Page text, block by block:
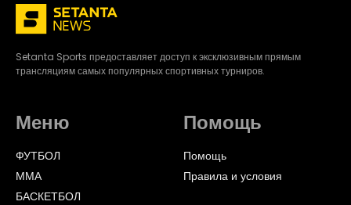
Setanta Sports предоставляет доступ к эксклюзивным прямым
трансляциям самых популярных спортивных турниров.
Меню
ФУТБОЛ
ММА
БАСКЕТБОЛ
Помощь
Помощь
Правила и условия